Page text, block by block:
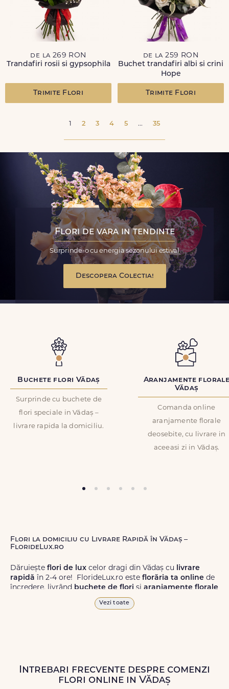
de la 269 RON
Trandafiri rosii si gypsophila
Trimite Flori
de la 259 RON
Buchet trandafiri albi si crini
Hope
Trimite Flori
1 2 3 4 5 ... 35
Flori de vara in tendinte
Surprinde-o cu energia sezonului estival
Descopera Colectia!
Buchete flori Vădaș
Surprinde cu buchete de
flori speciale in Vădaș –
livrare rapida la domiciliu.
Aranjamente
Vădaș
Comanda online
aranjamente florale
deosebite, cu livrare in
aceeasi zi in Vădaș.
Flori la domiciliu cu Livrare Rapidă în Vădaș –
FlorideLux.ro
Dăruiește flori de lux celor dragi din Vădaș cu livrare
rapidă în 2-4 ore! FlorideLux.ro este florăria ta online de
încredere, livrând buchete de flori și aranjamente florale
de calitate superioară în Vădaș și în toată România.
Livrăm buchete de florichiar și în weekend, pentru ca tu
să poți adresa un gest frumos atunci când ai nevoie.
Vezi toate
Intrebari frecvente despre comenzi
flori online in Vădaș